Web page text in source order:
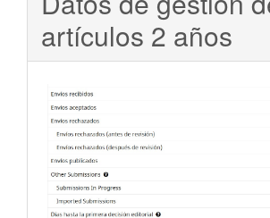
artículos 2 años